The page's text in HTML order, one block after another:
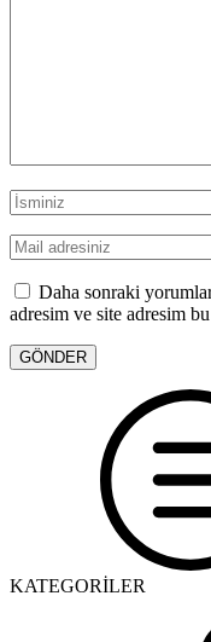
Daha sonraki
adresim ve site adresim
KATEGORİLER